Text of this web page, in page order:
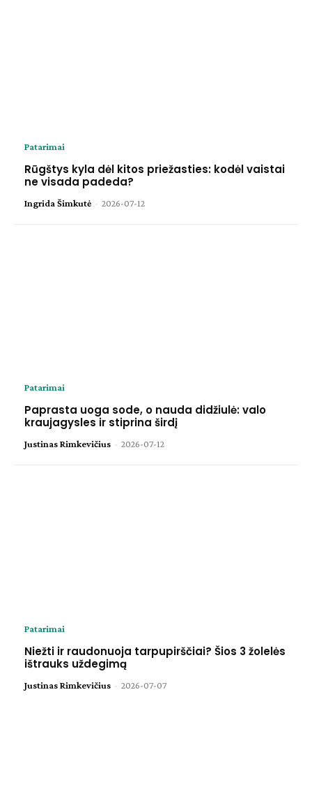
Patarimai
Rūgštys kyla dėl kitos priežasties: kodėl vaistai
ne visada padeda?
Ingrida Šimkutė - 2026-07-12
Patarimai
Paprasta uoga sode, o nauda didžiulė: valo
kraujagysles ir stiprina širdį
Justinas Rimkevičius - 2026-07-12
Patarimai
Niežti ir raudonuoja tarpupirščiai? Šios 3 žolelės
ištrauks uždegimą
Justinas Rimkevičius - 2026-07-07